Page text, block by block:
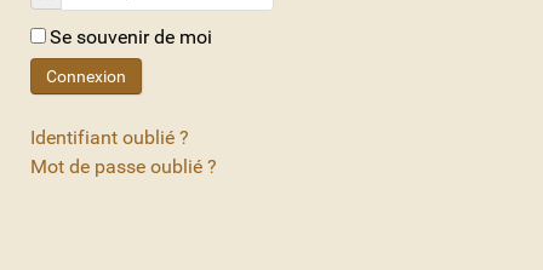
Se souvenir de moi
Connexion
Identifiant oublié ?
Mot de passe oublié ?